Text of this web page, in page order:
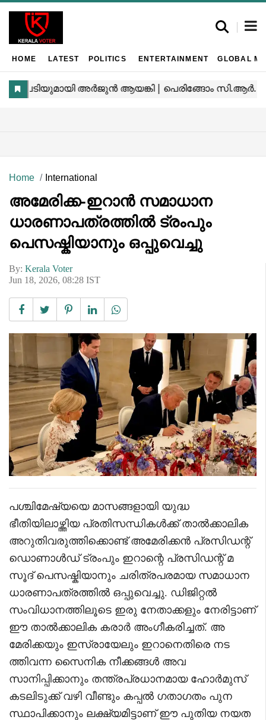
HOME LATEST POLITICS ENTERTAINMENT GLOBAL
Home International
അമേരിക്ക-ഇറാൻ സമാധാന
ധാരണാപത്രത്തിൽ ട്രംപും
പെസഷ്കിയാനും ഒപ്പുവെച്ചു
By: Kerala Voter
Jun 18, 2026, 08:28 IST
പശ്ചിമേഷ്യയെ മാസങ്ങളായി യുദ്ധ
ഭീതിയിലാഴ്ത്തിയ പ്രതിസന്ധികൾക്ക് താൽക്കാലിക
അറുതിവരുത്തിക്കൊണ്ട് അമേരിക്കൻ പ്രസിഡന്റ്
ഡൊണാൾഡ് ട്രംപും ഇറാന്റെ പ്രസിഡന്റ് മ
സൂദ് പെസഷ്കിയാനും ചരിത്രപരമായ സമാധാന
ധാരണാപത്രത്തിൽ ഒപ്പുവെച്ചു. ഡിജിറ്റൽ
സംവിധാനത്തിലൂടെ ഇരു നേതാക്കളും നേരിട്ടാണ്
ഈ താൽക്കാലിക കരാർ അംഗീകരിച്ചത്. അ
മേരിക്കയും ഇസ്രായേലും ഇറാനെതിരെ നട
ത്തിവന്ന സൈനിക നീക്കങ്ങൾ അവ
സാനിപ്പിക്കാനും തന്ത്രപ്രധാനമായ ഹോർമുസ്
കടലിടുക്ക് വഴി വീണ്ടും കപ്പൽ ഗതാഗതം പുന
സ്ഥാപിക്കാനും ലക്ഷ്യമിട്ടാണ് ഈ പുതിയ നയത